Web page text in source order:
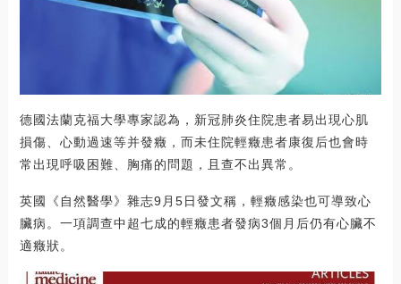
德國法蘭克福大學專家認為，新冠肺炎住院患者易出現心肌
損傷、心動過速等并發癥，而未住院輕癥患者康復后也會時
常出現呼吸困難、胸痛的問題，且查不出異常。
英國《自然醫學》雜志9月5日發文稱，輕癥感染也可導致心
臟病。一項調查中超七成的輕癥患者發病3個月后仍有心臟不
適癥狀。